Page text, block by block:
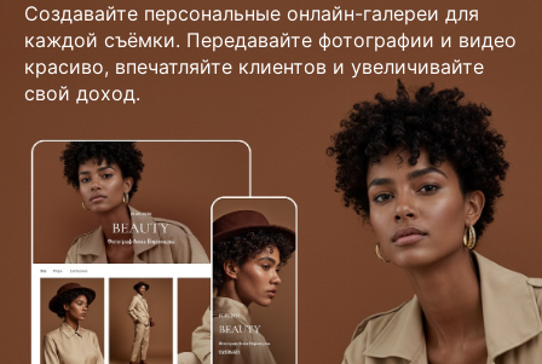
Создавайте персональные онлайн-галереи для
каждой съёмки. Передавайте фотографии и видео
красиво, впечатляйте клиентов и увеличивайте
свой доход.